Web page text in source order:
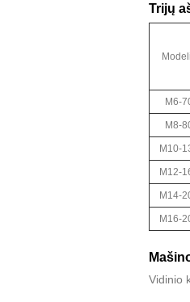
Trijų
M6-
M8-
M10-
M12-
M14-
M16-
Vidinio